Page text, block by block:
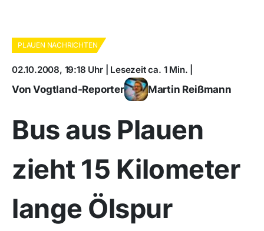
PLAUEN NACHRICHTEN
02.10.2008, 19:18 Uhr | Lesezeit ca. 1 Min. |
Von Vogtland-Reporter Martin Reißmann
Bus aus Plauen
zieht 15 Kilometer
lange Ölspur